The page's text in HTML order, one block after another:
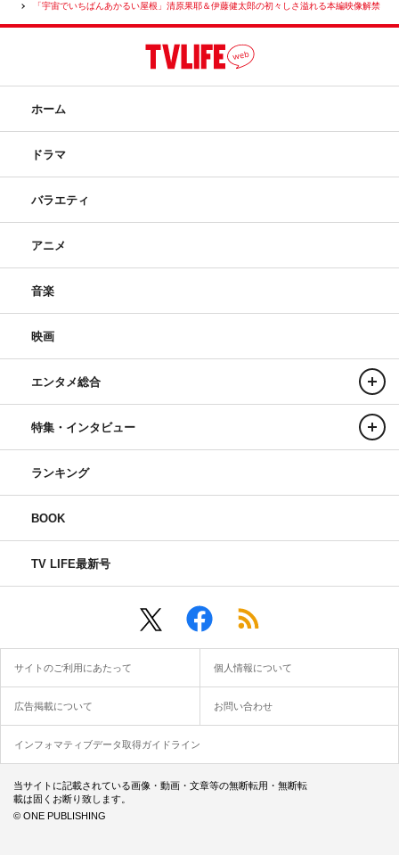
「宇宙でいちばんあかるい屋根」清原果耶＆伊藤健太郎の初々しさ溢れる本編映像解禁
ホーム
ドラマ
バラエティ
アニメ
音楽
映画
エンタメ総合
特集・インタビュー
ランキング
BOOK
TV LIFE最新号
サイトのご利用にあたって 個人情報について
広告掲載について お問い合わせ
インフォマティブデータ取得ガイドライン
当サイトに記載されている画像・動画・文章等の無断転用・無断転
載は固くお断り致します。
© ONE PUBLISHING